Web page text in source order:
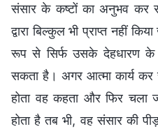
संसार के कष्टों का अनुभव कर
द्वारा बिल्कुल भी प्राप्त नहीं
रूप से सिर्फ उसके देहधारण के
सकता है। अगर आत्मा कार्य कर
होता वह कहता और फिर चला
होता है तब भी, वह संसार की